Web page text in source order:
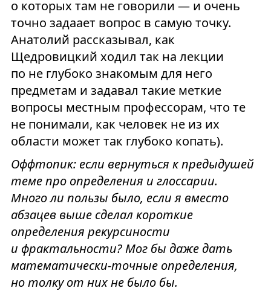
о которых там не говорили — и очень
точно задаает вопрос в самую точку.
Анатолий рассказывал, как
Щедровицкий ходил так на лекции
по не глубоко знакомым для него
предметам и задавал такие меткие
вопросы местным профессорам, что те
не понимали, как человек не из их
области может так глубоко копать).
Оффтопик: если вернуться к предыдушей
теме про определения и глоссарии.
Много ли пользы было, если я вместо
абзацев выше сделал короткие
определения рекурсиности
и фрактальности? Мог бы даже дать
математически-точные определения,
но толку от них не было бы.